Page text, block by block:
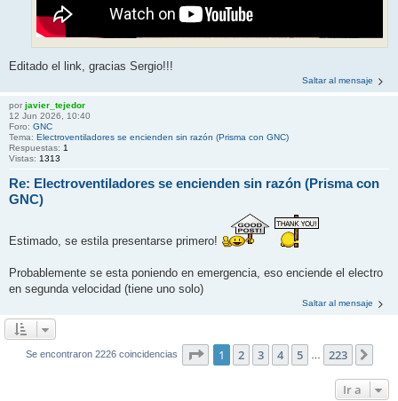
Editado el link, gracias Sergio!!!
Saltar al mensaje
por javier_tejedor
12 Jun 2026, 10:40
Foro: GNC
Tema: Electroventiladores se encienden sin razón (Prisma con GNC)
Respuestas: 1
Vistas: 1313
Re: Electroventiladores se encienden sin razón (Prisma con
GNC)
Estimado, se estila presentarse primero!
Probablemente se esta poniendo en emergencia, eso enciende el electro
en segunda velocidad (tiene uno solo)
Saltar al mensaje
Se encontraron 2226 coincidencias Página de 223
1 2 3 4 5 223
Ir a